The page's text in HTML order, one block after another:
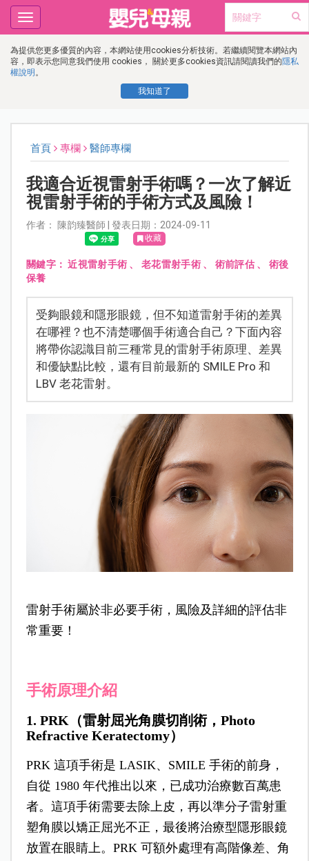
為提供您更多優質的內容，本網站使用cookies分析技術。若繼續閱覽本網站內
容，即表示您同意我們使用 cookies， 關於更多cookies資訊請閱讀我們的隱私
權說明 。
我知道了
Toggle
navigation
首頁 專欄 醫師專欄
我適合近視雷射手術嗎？一次了解近
視雷射手術的手術方式及風險！
作者： 陳韵臻醫師 | 發表日期：2024-09-11
收藏
關鍵字：近視雷射手術 、老花雷射手術、 術前評估、 術後
保養
受夠眼鏡和隱形眼鏡，但不知道雷射手術的差異
在哪裡？也不清楚哪個手術適合自己？下面內容
將帶你認識目前三種常見的雷射手術原理、差異
和優缺點比較，還有目前最新的 SMILE Pro 和
LBV 老花雷射。
雷射手術屬於非必要手術，風險及詳細的評估非
常重要！
手術原理介紹
1. PRK（雷射屈光角膜切削術，Photo
Refractive Keratectomy）
PRK 這項手術是 LASIK、SMILE 手術的前身，
自從 1980 年代推出以來，已成功治療數百萬患
者。 這項手術需要去除上皮，再以準分子雷射重
塑角膜以矯正屈光不正，最後將治療型隱形眼鏡
放置在眼睛上。PRK 可額外處理有高階像差、角